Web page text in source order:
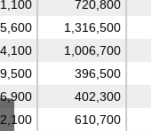
720,800
1,316,500
1,006,700
396,500
402,300
610,700